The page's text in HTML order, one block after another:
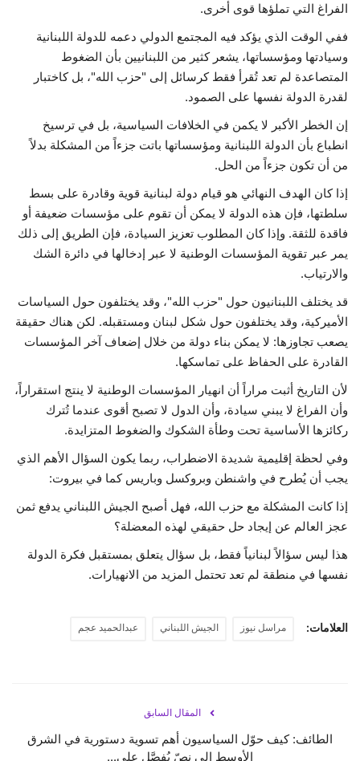
الفراغ التي تملؤها قوى أخرى.
ففي الوقت الذي يؤكد فيه المجتمع الدولي دعمه للدولة اللبنانية
وسيادتها ومؤسساتها، يشعر كثير من اللبنانيين بأن الضغوط
المتصاعدة لم تعد تُقرأ فقط كرسائل إلى "حزب الله"، بل كاختبار
لقدرة الدولة نفسها على الصمود.
إن الخطر الأكبر لا يكمن في الخلافات السياسية، بل في ترسيخ
انطباع بأن الدولة اللبنانية ومؤسساتها باتت جزءاً من المشكلة بدلاً
من أن تكون جزءاً من الحل.
إذا كان الهدف النهائي هو قيام دولة لبنانية قوية وقادرة على بسط
سلطتها، فإن هذه الدولة لا يمكن أن تقوم على مؤسسات ضعيفة أو
فاقدة للثقة. وإذا كان المطلوب تعزيز السيادة، فإن الطريق إلى ذلك
يمر عبر تقوية المؤسسات الوطنية لا عبر إدخالها في دائرة الشك
والارتياب.
قد يختلف اللبنانيون حول "حزب الله"، وقد يختلفون حول السياسات
الأميركية، وقد يختلفون حول شكل لبنان ومستقبله. لكن هناك حقيقة
يصعب تجاوزها: لا يمكن بناء دولة من خلال إضعاف آخر المؤسسات
القادرة على الحفاظ على تماسكها.
لأن التاريخ أثبت مراراً أن انهيار المؤسسات الوطنية لا ينتج استقراراً،
وأن الفراغ لا يبني سيادة، وأن الدول لا تصبح أقوى عندما تُترك
ركائزها الأساسية تحت وطأة الشكوك والضغوط المتزايدة.
وفي لحظة إقليمية شديدة الاضطراب، ربما يكون السؤال الأهم الذي
يجب أن يُطرح في واشنطن وبروكسل وباريس كما في بيروت:
إذا كانت المشكلة مع حزب الله، فهل أصبح الجيش اللبناني يدفع ثمن
عجز العالم عن إيجاد حل حقيقي لهذه المعضلة؟
هذا ليس سؤالاً لبنانياً فقط، بل سؤال يتعلق بمستقبل فكرة الدولة
نفسها في منطقة لم تعد تحتمل المزيد من الانهيارات.
العلامات: مراسل نيوز الجيش اللبناني عبدالحميد عجم
المقال السابق
الطائف: كيف حوّل السياسيون أهم تسوية دستورية في الشرق
الأوسط إلى نصّ يُفصَّل على...